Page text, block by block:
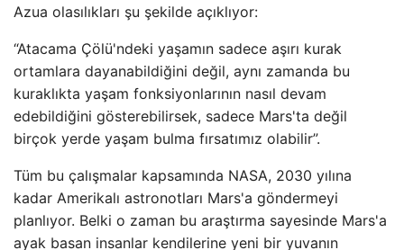
Azua olasılıkları şu şekilde açıklıyor:
“Atacama Çölü'ndeki yaşamın sadece aşırı kurak
ortamlara dayanabildiğini değil, aynı zamanda bu
kuraklıkta yaşam fonksiyonlarının nasıl devam
edebildiğini gösterebilirsek, sadece Mars'ta değil
birçok yerde yaşam bulma fırsatımız olabilir”.
Tüm bu çalışmalar kapsamında NASA, 2030 yılına
kadar Amerikalı astronotları Mars'a göndermeyi
planlıyor. Belki o zaman bu araştırma sayesinde Mars'a
ayak basan insanlar kendilerine yeni bir yuvanın